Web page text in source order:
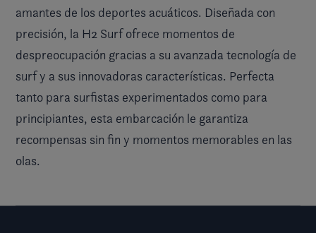
amantes de los deportes acuáticos. Diseñada con
precisión, la H2 Surf ofrece momentos de
despreocupación gracias a su avanzada tecnología de
surf y a sus innovadoras características. Perfecta
tanto para surfistas experimentados como para
principiantes, esta embarcación le garantiza
recompensas sin fin y momentos memorables en las
olas.